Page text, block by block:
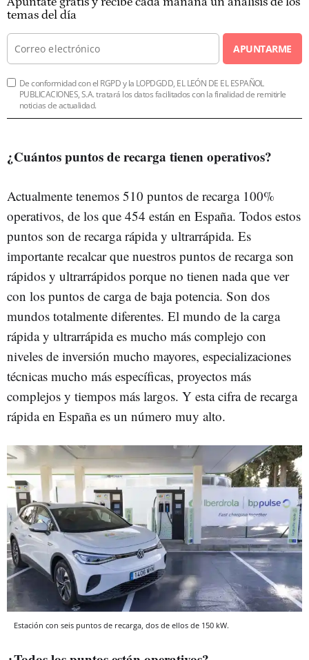
temas del día
APUNTARME
De conformidad con el RGPD y la LOPDGDD, EL LEÓN DE EL ESPAÑOL
PUBLICACIONES, S.A. tratará los datos facilitados con la finalidad de remitirle
noticias de actualidad.
¿Cuántos puntos de recarga tienen operativos?
Actualmente tenemos 510 puntos de recarga 100%
operativos, de los que 454 están en España. Todos estos
puntos son de recarga rápida y ultrarrápida. Es
importante recalcar que nuestros puntos de recarga son
rápidos y ultrarrápidos porque no tienen nada que ver
con los puntos de carga de baja potencia. Son dos
mundos totalmente diferentes. El mundo de la carga
rápida y ultrarrápida es mucho más complejo con
niveles de inversión mucho mayores, especializaciones
técnicas mucho más específicas, proyectos más
complejos y tiempos más largos. Y esta cifra de recarga
rápida en España es un número muy alto.
Estación con seis puntos de recarga, dos de ellos de 150 kW.